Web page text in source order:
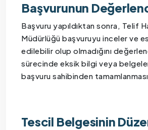
Başvurunun
Başvuru yapıldıktan sonra, Telif
Müdürlüğü başvuruyu inceler ve
edilebilir olup olmadığını
sürecinde eksik bilgi veya
başvuru sahibinden
Tescil Belgesinin